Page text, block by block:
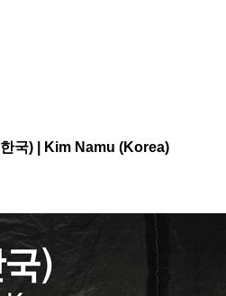
국) | Kim Namu (Korea)